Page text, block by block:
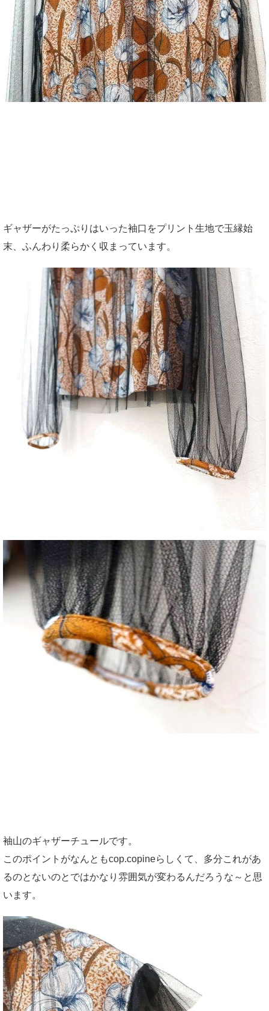
ギャザーがたっぷりはいった袖口をプリント生地で玉縁始
末、ふんわり柔らかく収まっています。
袖山のギャザーチュールです。
このポイントがなんともcop.copineらしくて、多分これがあ
るのとないのとではかなり雰囲気が変わるんだろうな～と思
います。